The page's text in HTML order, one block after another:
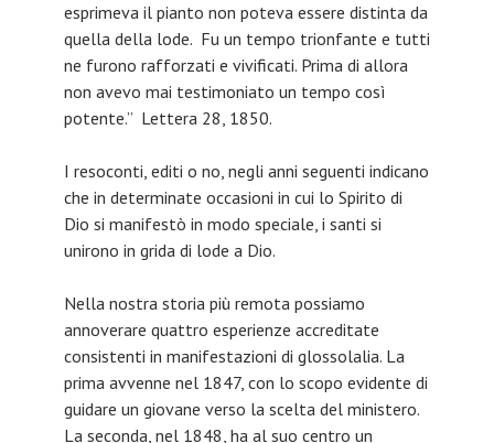
esprimeva il pianto non poteva essere distinta da
quella della lode. Fu un tempo trionfante e tutti
ne furono rafforzati e vivificati. Prima di allora
non avevo mai testimoniato un tempo così
potente.” Lettera 28, 1850.
I resoconti, editi o no, negli anni seguenti indicano
che in determinate occasioni in cui lo Spirito di
Dio si manifestò in modo speciale, i santi si
unirono in grida di lode a Dio.
Nella nostra storia più remota possiamo
annoverare quattro esperienze accreditate
consistenti in manifestazioni di glossolalia. La
prima avvenne nel 1847, con lo scopo evidente di
guidare un giovane verso la scelta del ministero.
La seconda, nel 1848, ha al suo centro un